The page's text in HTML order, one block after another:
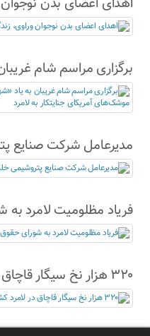
نیازمند شد
برگزاری مراسم شام
نژاد» در محل اصابت
جنایتکار به لامرد
مدیرعامل شرکت صنایع
شد
فریاد مظلومیت لامرد
رسید
۳۲۰ هزار نخ سیگار قاچاق در لامرد کشف شد